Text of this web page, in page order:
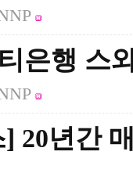
은행 스
20년간